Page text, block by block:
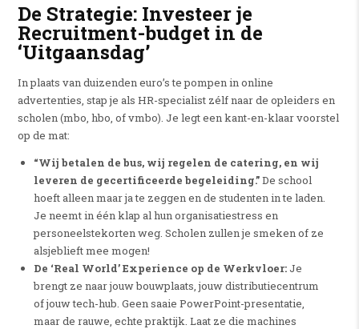
De Strategie: Investeer je
Recruitment-budget in de
‘Uitgaansdag’
In plaats van duizenden euro’s te pompen in online
advertenties, stap je als HR-specialist zélf naar de opleiders en
scholen (mbo, hbo, of vmbo). Je legt een kant-en-klaar voorstel
op de mat:
“Wij betalen de bus, wij regelen de catering, en wij
leveren de gecertificeerde begeleiding.”De school
hoeft alleen maar ja te zeggen en de studenten in te laden.
Je neemt in één klap al hun organisatiestress en
personeelstekorten weg. Scholen zullen je smeken of ze
alsjeblieft mee mogen!
De ‘Real World’ Experience op de Werkvloer:Je
brengt ze naar jouw bouwplaats, jouw distributiecentrum
of jouw tech-hub. Geen saaie PowerPoint-presentatie,
maar de rauwe, echte praktijk. Laat ze die machines